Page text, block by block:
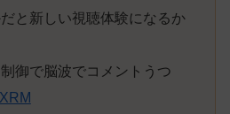
と新しい視聴体験になるか
御で脳波でコメントうつ